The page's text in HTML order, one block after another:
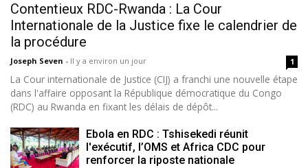
Contentieux RDC-Rwanda : La Cour
Internationale de la Justice fixe le calendrier de
la procédure
Joseph Seven - Il y a environ un jour 1
La Cour internationale de Justice (CIJ) a franchi une nouvelle étape
dans l'affaire opposant la République démocratique du Congo
(RDC) au Rwanda en fixant les délais de dépôt...
Ebola en RDC : Tshisekedi réunit
l'exécutif, l’OMS et Africa CDC pour
renforcer la riposte nationale